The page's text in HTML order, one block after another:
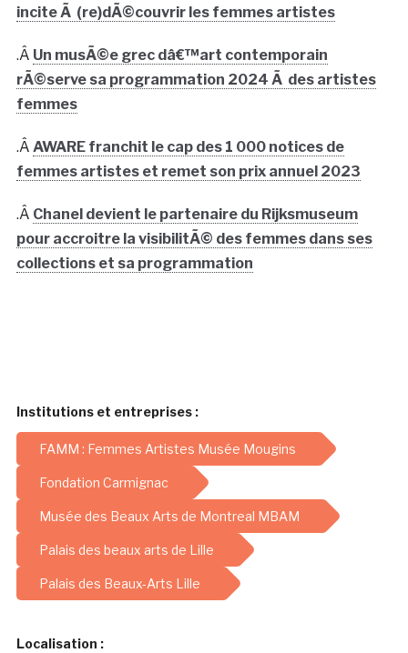
incite Ã (re)dÃ©couvrir les femmes artistes
.Â Un musÃ©e grec dâ€™art contemporain
rÃ©serve sa programmation 2024 Ã des artistes
femmes
.Â AWARE franchit le cap des 1 000 notices de
femmes artistes et remet son prix annuel 2023
.Â Chanel devient le partenaire du Rijksmuseum
pour accroitre la visibilitÃ© des femmes dans ses
collections et sa programmation
Institutions et entreprises :
FAMM : Femmes Artistes Musée Mougins
Fondation Carmignac
Musée des Beaux Arts de Montreal MBAM
Palais des beaux arts de Lille
Palais des Beaux-Arts Lille
Localisation :